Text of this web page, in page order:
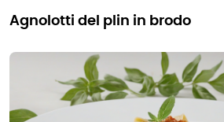
agnolotti del plin in brodo